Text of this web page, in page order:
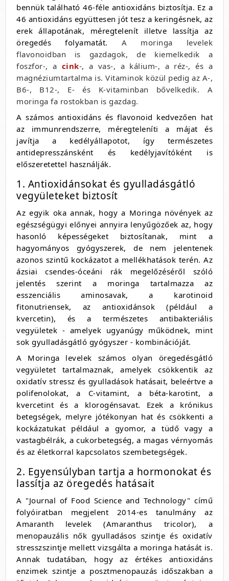
bennük található 46-féle antioxidáns biztosítja. Ez a
46 antioxidáns együttesen jót tesz a keringésnek, az
erek állapotának, méregtelenít illetve lassítja az
öregedés folyamatát. A moringa levelek
flavonoidban is gazdagok, de kiemelkedik a
foszfor-, a cink-, a vas-, a kálium-, a réz-, és a
magnéziumtartalma is. Vitaminok közül pedig az A-,
B6-, B12-, E- és K-vitaminban bővelkedik. A
moringa fa rostokban is gazdag.
A számos antioxidáns és flavonoid kedvezően hat
az immunrendszerre, méregteleníti a májat és
javítja a kedélyállapotot, így természetes
antidepresszánsként és kedélyjavítóként is
előszeretettel használják.
1. Antioxidánsokat és gyulladásgátló
vegyületeket biztosít
Az egyik oka annak, hogy a Moringa növények az
egészségügyi előnyei annyira lenyűgözőek az, hogy
hasonló képességeket biztosítanak, mint a
hagyományos gyógyszerek, de nem jelentenek
azonos szintű kockázatot a mellékhatások terén. Az
ázsiai csendes-óceáni rák megelőzéséről szóló
jelentés szerint a moringa tartalmazza az
esszenciális aminosavak, a karotinoid
fitonutriensek, az antioxidánsok (például a
kvercetin), és a természetes antibakteriális
vegyületek - amelyek ugyanúgy működnek, mint
sok gyulladásgátló gyógyszer - kombinációját.
A Moringa levelek számos olyan öregedésgátló
vegyületet tartalmaznak, amelyek csökkentik az
oxidatív stressz és gyulladások hatásait, beleértve a
polifenolokat, a C-vitamint, a béta-karotint, a
kvercetint és a klorogénsavat. Ezek a krónikus
betegségek, melyre jótékonyan hat és csökkenti a
kockázatukat például a gyomor, a tüdő vagy a
vastagbélrák, a cukorbetegség, a magas vérnyomás
és az életkorral kapcsolatos szembetegségek.
2. Egyensúlyban tartja a hormonokat és
lassítja az öregedés hatásait
A "Journal of Food Science and Technology" című
folyóiratban megjelent 2014-es tanulmány az
Amaranth levelek (Amaranthus tricolor), a
menopauzális nők gyulladásos szintje és oxidatív
stresszszintje mellett vizsgálta a moringa hatását is.
Annak tudatában, hogy az értékes antioxidáns
enzimek szintje a posztmenopauzás időszakban a